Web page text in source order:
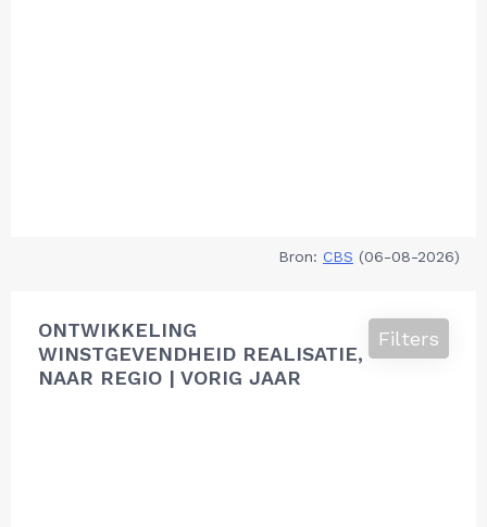
Bron: CBS (06-08-2026)
ONTWIKKELING
WINSTGEVENDHEID REALISATIE,
NAAR REGIO | VORIG JAAR
Filters